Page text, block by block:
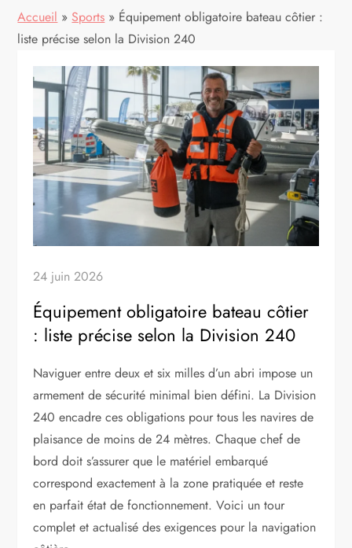
Accueil » Sports » Équipement obligatoire bateau côtier :
liste précise selon la Division 240
24 juin 2026
Équipement obligatoire bateau côtier
: liste précise selon la Division 240
Naviguer entre deux et six milles d’un abri impose un
armement de sécurité minimal bien défini. La Division
240 encadre ces obligations pour tous les navires de
plaisance de moins de 24 mètres. Chaque chef de
bord doit s’assurer que le matériel embarqué
correspond exactement à la zone pratiquée et reste
en parfait état de fonctionnement. Voici un tour
complet et actualisé des exigences pour la navigation